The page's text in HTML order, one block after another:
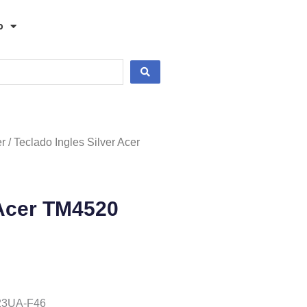
/ Teclado Ingles Silver Acer
TM4520
F46